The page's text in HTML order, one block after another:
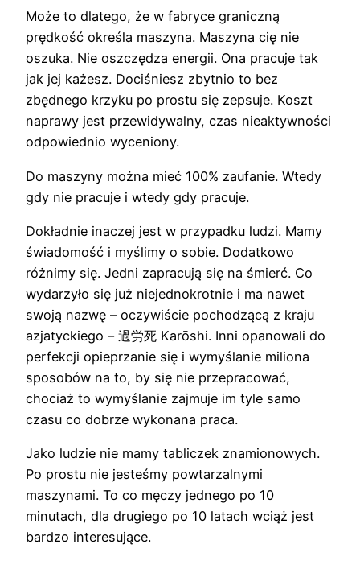
Może to dlatego, że w fabryce graniczną
prędkość określa maszyna. Maszyna cię nie
oszuka. Nie oszczędza energii. Ona pracuje tak
jak jej każesz. Dociśniesz zbytnio to bez
zbędnego krzyku po prostu się zepsuje. Koszt
naprawy jest przewidywalny, czas nieaktywności
odpowiednio wyceniony.
Do maszyny można mieć 100% zaufanie. Wtedy
gdy nie pracuje i wtedy gdy pracuje.
Dokładnie inaczej jest w przypadku ludzi. Mamy
świadomość i myślimy o sobie. Dodatkowo
różnimy się. Jedni zapracują się na śmierć. Co
wydarzyło się już niejednokrotnie i ma nawet
swoją nazwę – oczywiście pochodzącą z kraju
azjatyckiego – 過労死 Karōshi. Inni opanowali do
perfekcji opieprzanie się i wymyślanie miliona
sposobów na to, by się nie przepracować,
chociaż to wymyślanie zajmuje im tyle samo
czasu co dobrze wykonana praca.
Jako ludzie nie mamy tabliczek znamionowych.
Po prostu nie jesteśmy powtarzalnymi
maszynami. To co męczy jednego po 10
minutach, dla drugiego po 10 latach wciąż jest
bardzo interesujące.